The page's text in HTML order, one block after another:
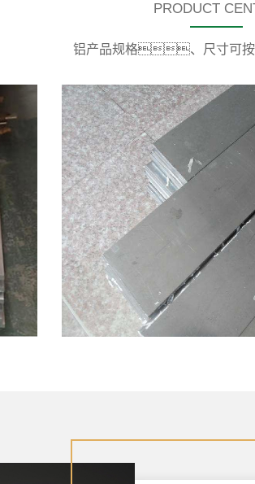
PRODUCT
铝产品规格、尺寸可按